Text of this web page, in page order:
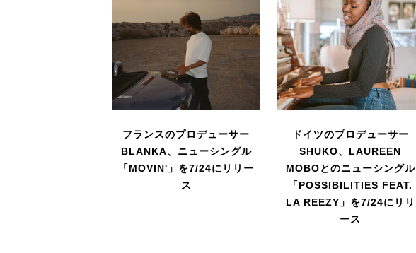
フランスのプロデューサー
BLANKA、ニューシングル
「MOVIN'」を7/24にリリー
ス
ドイツのプロデューサー
SHUKO、LAUREEN
MOBOとのニューシングル
「POSSIBILITIES FEAT.
LA REEZY」を7/24にリリ
ース